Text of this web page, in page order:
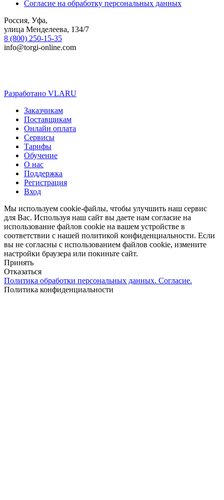
Согласие на обработку персональных данных
Россия, Уфа,
улица Менделеева, 134/7
8 (800) 250-15-35
info@torgi-online.com
Разработано VLARU
Close
Menu
Заказчикам
Поставщикам
Онлайн оплата
Сервисы
Тарифы
Обучение
О нас
Поддержка
Регистрация
Вход
Мы используем cookie-файлы, чтобы улучшить наш сервис
для Вас. Используя наш сайт вы даете нам согласие на
использование файлов cookie на вашем устройстве в
соответствии с нашей политикой конфиденциальности. Если
вы не согласны с использованием файлов cookie, измените
настройки браузера или покиньте сайт.
Принять
Отказаться
Политика обработки персональных данных. Согласие.
Политика конфиденциальности